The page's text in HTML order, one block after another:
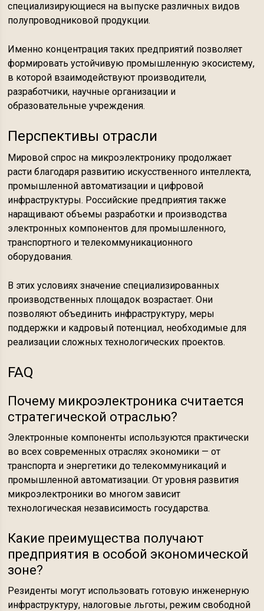
специализирующиеся на выпуске различных видов
полупроводниковой продукции.
Именно концентрация таких предприятий позволяет
формировать устойчивую промышленную экосистему,
в которой взаимодействуют производители,
разработчики, научные организации и
образовательные учреждения.
Перспективы отрасли
Мировой спрос на микроэлектронику продолжает
расти благодаря развитию искусственного интеллекта,
промышленной автоматизации и цифровой
инфраструктуры. Российские предприятия также
наращивают объемы разработки и производства
электронных компонентов для промышленного,
транспортного и телекоммуникационного
оборудования.
В этих условиях значение специализированных
производственных площадок возрастает. Они
позволяют объединить инфраструктуру, меры
поддержки и кадровый потенциал, необходимые для
реализации сложных технологических проектов.
FAQ
Почему микроэлектроника считается
стратегической отраслью?
Электронные компоненты используются практически
во всех современных отраслях экономики — от
транспорта и энергетики до телекоммуникаций и
промышленной автоматизации. От уровня развития
микроэлектроники во многом зависит
технологическая независимость государства.
Какие преимущества получают
предприятия в особой экономической
зоне?
Резиденты могут использовать готовую инженерную
инфраструктуру, налоговые льготы, режим свободной